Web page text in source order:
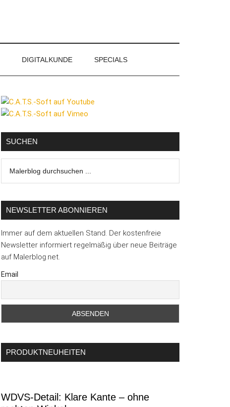
DIGITALKUNDE SPECIALS
Seitenspalte
SUCHEN
durchsuchen
NEWSLETTER ABONNIEREN
Immer auf dem aktuellen Stand. Der kostenfreie
Newsletter informiert regelmäßig über neue Beiträge
auf Malerblog.net.
Email
PRODUKTNEUHEITEN
WDVS-Detail: Klare Kante – ohne